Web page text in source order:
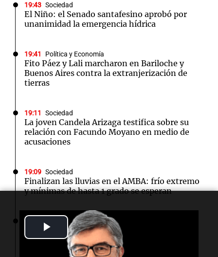
Play
Video
19:43 Sociedad
El Niño: el Senado santafesino aprobó por
unanimidad la emergencia hídrica
19:41 Política y Economía
Fito Páez y Lali marcharon en Bariloche y
Buenos Aires contra la extranjerización de
tierras
19:11 Sociedad
La joven Candela Arizaga testifica sobre su
relación con Facundo Moyano en medio de
acusaciones
19:09 Sociedad
Finalizan las lluvias en el AMBA: frío extremo
y mínimas de hasta 1 grado se esperan
19:08 Política y Economía
Industriales santafesinos cruzaron a Caputo:
"No resuelve problemas productivos"